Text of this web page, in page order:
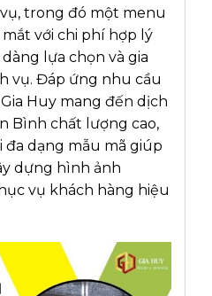
trong đó một menu
với chi phí hợp lý
lựa chọn và gia
vụ. Đáp ứng nhu cầu
Huy mang đến dịch
Bình chất lượng cao,
đa dạng mẫu mã giúp
dựng hình ảnh
vụ khách hàng hiệu